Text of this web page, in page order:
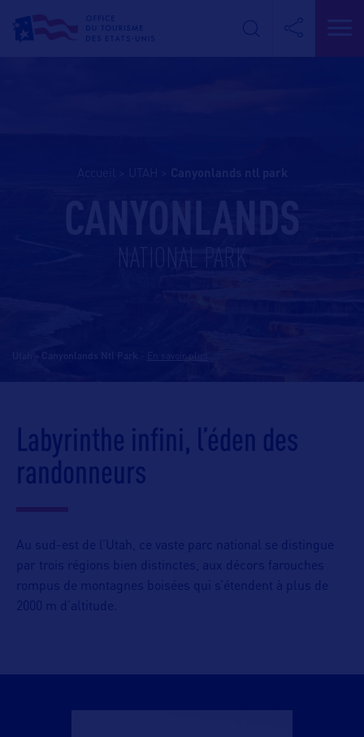
En savoir plus
Labyrinthe infini, l’éden des
randonneurs
Au sud-est de l’Utah, ce vaste parc national se distingue
par trois régions bien distinctes, aux décors farouches
rompus de montagnes boisées qui s’étendent à plus de
2000 m d’altitude.